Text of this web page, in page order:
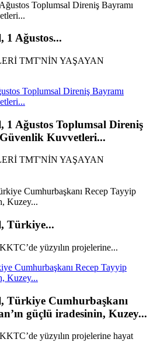
1 Ağustos...
TMT'NİN YAŞAYAN
Toplumsal Direniş Bayramı
1 Ağustos Toplumsal Direniş
Güvenlik Kuvvetleri...
TMT'NİN YAŞAYAN
Türkiye...
yüzyılın projelerine...
Cumhurbaşkanı Recep Tayyip
Kuzey...
Türkiye Cumhurbaşkanı
güçlü iradesinin, Kuzey...
yüzyılın projelerine hayat